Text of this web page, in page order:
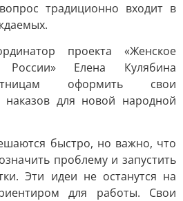
традиционно входит в
проекта «Женское
Елена Кулябина
оформить свои
для новой народной
быстро, но важно, что
проблему и запустить
Эти идеи не останутся на
для работы. Свои